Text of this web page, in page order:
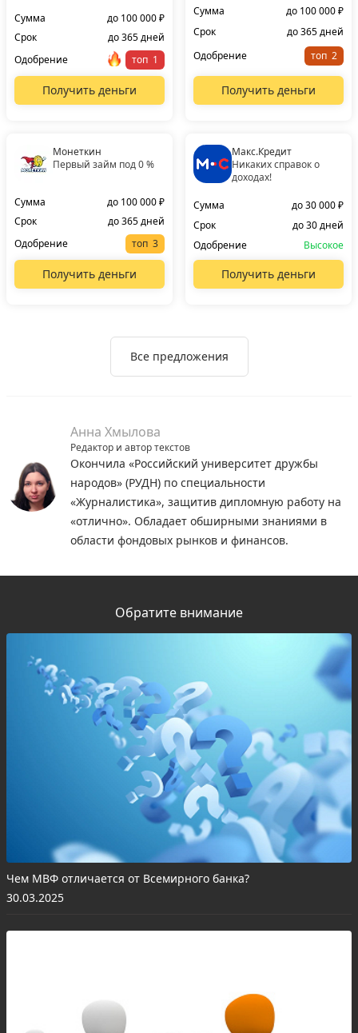
Сумма
до 100 000 ₽
Срок
до 365 дней
Одобрение
топ
Получить деньги
Сумма
до 100 000 ₽
Срок
до 365 дней
Одобрение
топ
Получить деньги
Монеткин
Первый займ под 0 %
Сумма
до 100 000 ₽
Срок
до 365 дней
Одобрение
топ
Получить деньги
Макс.Кредит
Никаких справок о
доходах!
Сумма
до 30 000 ₽
Срок
до 30 дней
Одобрение
Высокое
Получить деньги
Все предложения
Анна Хмылова
Редактор и автор текстов
Окончила «Российский университет дружбы
народов» (РУДН) по специальности
«Журналистика», защитив дипломную работу на
«отлично». Обладает обширными знаниями в
области фондовых рынков и финансов.
Обратите внимание
Чем МВФ отличается от Всемирного банка?
30.03.2025